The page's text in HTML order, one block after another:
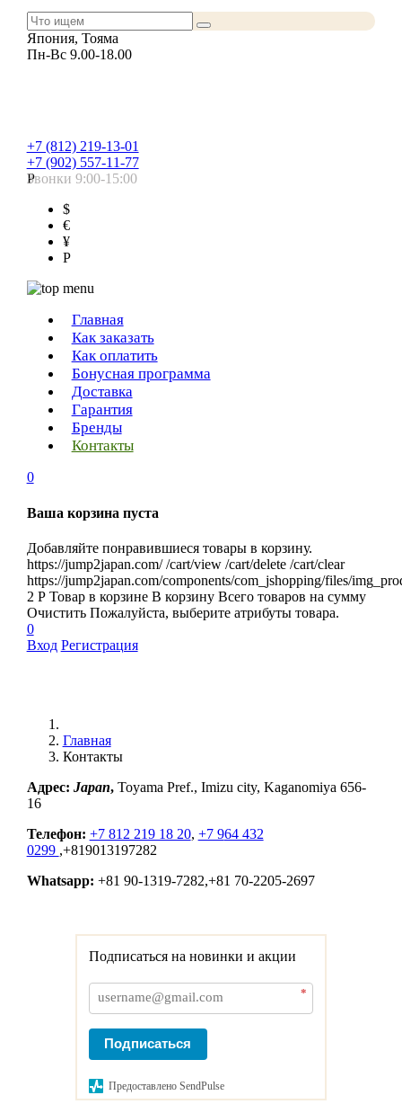
Япония, Тояма
Пн-Вс 9.00-18.00
+7 (812) 219-13-01
+7 (902) 557-11-77
Звонки 9:00-15:00
Р
$
€
¥
Р
Главная
Как заказать
Как оплатить
Бонусная программа
Доставка
Гарантия
Бренды
Контакты
0
Ваша корзина пуста
Добавляйте понравившиеся товары в корзину.
https://jump2japan.com/ /cart/view /cart/delete /cart/clear
https://jump2japan.com/components/com_jshopping/files/
2 Р Товар в корзине В корзину Всего товаров на сумму
Очистить Пожалуйста, выберите атрибуты товара.
0
Вход Регистрация
Главная
Контакты
Адрес: Japan,Toyama Pref., Imizu city, Kaganomiya 656-
16
Телефон: +7 812 219 18 20, +7 964 432
0299 ,+819013197282
Whatsapp: +81 90-1319-7282,+81 70-2205-2697
Подписаться на новинки и акции
*
Подписаться
Предоставлено SendPulse